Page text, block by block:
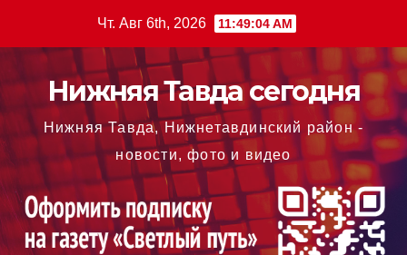
содержимому
Чт. Авг 6th, 2026 11:49:05 AM
Нижняя Тавда сегодня
Нижняя Тавда, Нижнетавдинский район -
новости, фото и видео